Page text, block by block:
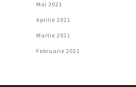
Mai 2021
Aprilie 2021
Martie 2021
Februarie 2021